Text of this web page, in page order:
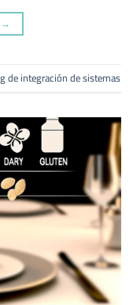
→
de integración de sistemas